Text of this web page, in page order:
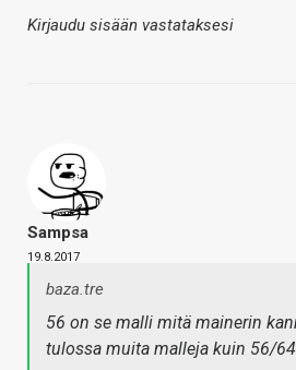
Kirjaudu sisään vastataksesi
Sampsa
19.8.2017
baza.tre
56 on se malli mitä mainerin
tulossa muita malleja kuin 56/